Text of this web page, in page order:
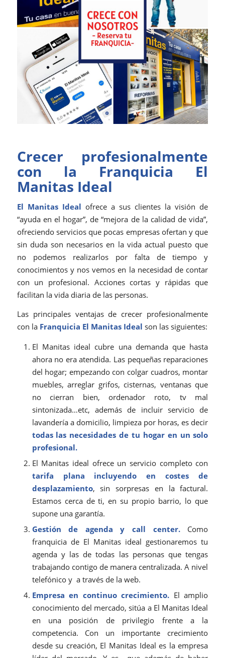
Crecer profesionalmente
con la Franquicia El
Manitas Ideal
El Manitas Ideal ofrece a sus clientes la visión de
“ayuda en el hogar”, de “mejora de la calidad de vida”,
ofreciendo servicios que pocas empresas ofertan y que
sin duda son necesarios en la vida actual puesto que
no podemos realizarlos por falta de tiempo y
conocimientos y nos vemos en la necesidad de contar
con un profesional. Acciones cortas y rápidas que
facilitan la vida diaria de las personas.
Las principales ventajas de crecer profesionalmente
con la Franquicia El Manitas Ideal son las siguientes:
El Manitas ideal cubre una demanda que hasta
ahora no era atendida. Las pequeñas reparaciones
del hogar; empezando con colgar cuadros, montar
muebles, arreglar grifos, cisternas, ventanas que
no cierran bien, ordenador roto, tv mal
sintonizada…etc, además de incluir servicio de
lavandería a domicilio, limpieza por horas, es decir
todas las necesidades de tu hogar en un solo
profesional.
El Manitas ideal ofrece un servicio completo con
tarifa plana incluyendo en costes de
desplazamiento, sin sorpresas en la factural.
Estamos cerca de ti, en su propio barrio, lo que
supone una garantía.
Gestión de agenda y call center.Como
franquicia de El Manitas ideal gestionaremos tu
agenda y las de todas las personas que tengas
trabajando contigo de manera centralizada. A nivel
telefónico y a través de la web.
Empresa en continuo crecimiento. El amplio
conocimiento del mercado, sitúa a El Manitas Ideal
en una posición de privilegio frente a la
competencia. Con un importante crecimiento
desde su creación, El Manitas Ideal es la empresa